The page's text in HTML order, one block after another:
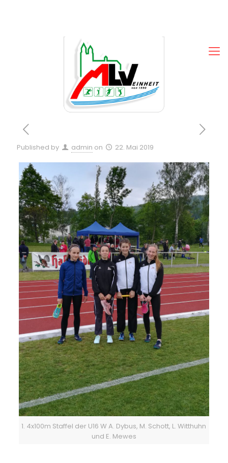
Published by admin on 22. Mai 2019
1. 4x100m Staffel der U16 W A. Dybus, M. Schott, L. Witthuhn
und E. Mewes